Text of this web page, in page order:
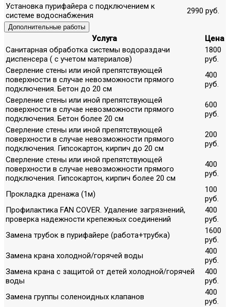
Установка пурифайера с подключением к
системе водоснабжения
2990 руб.
Дополнительные работы
Услуга
Цена
Санитарная обработка системы водораздачи
диспенсера ( с учетом материалов)
1800
руб.
Сверление стены или иной препятствующей
поверхности в случае невозможности прямого
подключения. Бетон до 20 см
400
руб.
Сверление стены или иной препятствующей
поверхности в случае невозможности прямого
подключения. Бетон более 20 см
600
руб.
Сверление стены или иной препятствующей
поверхности в случае невозможности прямого
подключения. Гипсокартон, кирпич до 20 см
200
руб.
Сверление стены или иной препятствующей
поверхности в случае невозможности прямого
подключения. Гипсокартон, кирпич более 20 см
400
руб.
Прокладка дренажа (1м)
100
руб.
Профилактика FAN COVER. Удаление загрязнений,
проверка надежности крепежных соединений
400
руб.
Замена трубок в пурифайере (работа+трубка)
1600
руб.
Замена крана холодной/горячей воды
400
руб.
Замена крана с защитой от детей холодной/горячей
воды
400
руб.
Замена группы соленоидных клапанов
400
руб.